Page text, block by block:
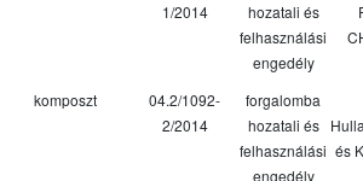
1/2014
hozatali és
felhasználási
engedély
komposzt
04.2/1092-
2/2014
forgalomba
hozatali és
felhasználási
engedély
és